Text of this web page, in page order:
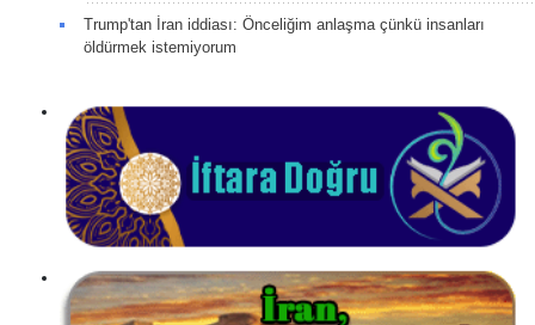
Trump'tan İran iddiası: Önceliğim anlaşma çünkü insanları
öldürmek istemiyorum